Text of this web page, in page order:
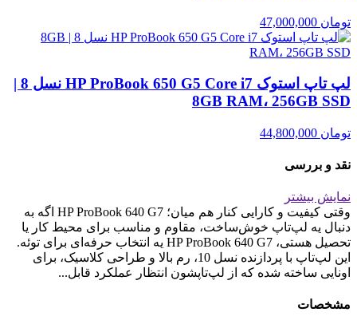
تومان
لپ تاپ استوک HP ProBook 650 G5 Core i7 نسل 8 |
8GB RAM، 256GB SSD
تومان
نقد و بررسی
نمایش بیشتر
وقتی کیفیت و کارایی کنار هم میان؛ HP ProBook 640 G7 اگه به
دنبال یه لپ‌تاپ خوش‌ساخت، مقاوم و مناسب برای محیط کار یا
تحصیل هستی، HP ProBook 640 G7 یه انتخاب حرفه‌ای برای توئه.
این لپ‌تاپ با پردازنده نسل 10، رم بالا و طراحی کلاسیک، برای
اونایی ساخته شده که از لپ‌تاپشون انتظار عملکرد قابل...
مشخصات